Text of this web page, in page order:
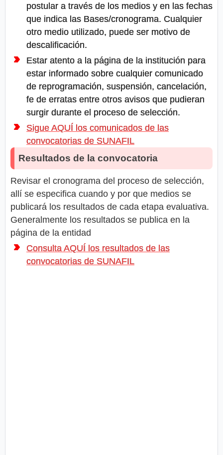
postular a través de los medios y en las fechas
que indica las Bases/cronograma. Cualquier
otro medio utilizado, puede ser motivo de
descalificación.
Estar atento a la página de la institución para
estar informado sobre cualquier comunicado
de reprogramación, suspensión, cancelación,
fe de erratas entre otros avisos que pudieran
surgir durante el proceso de selección.
Sigue AQUÍ los comunicados de las
convocatorias de SUNAFIL
Resultados de la convocatoria
Revisar el cronograma del proceso de selección,
allí se especifica cuando y por que medios se
publicará los resultados de cada etapa evaluativa.
Generalmente los resultados se publica en la
página de la entidad
Consulta AQUÍ los resultados de las
convocatorias de SUNAFIL